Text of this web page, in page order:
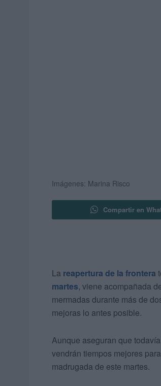
Imágenes: Marina Risco
Compartir en
La reapertura de la frontera
martes, viene acompañada
mermadas durante más de
mejoras lo antes posible.
Aunque aseguran que
vendrán tiempos mejores
madrugada de este martes.